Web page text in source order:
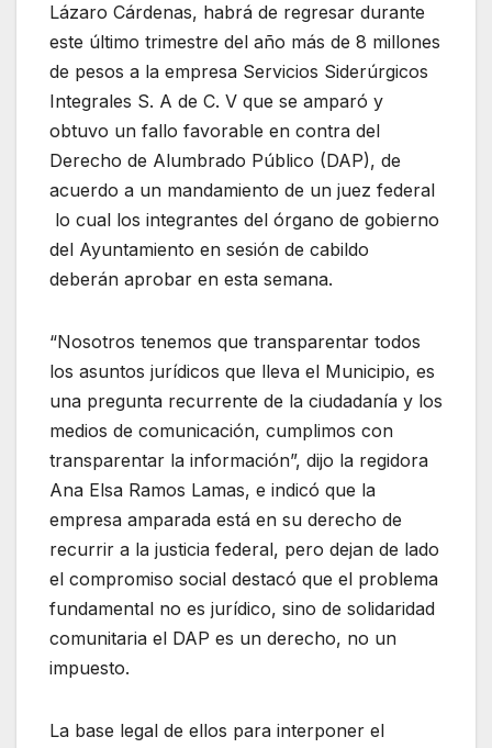
Lázaro Cárdenas, habrá de regresar durante
este último trimestre del año más de 8 millones
de pesos a la empresa Servicios Siderúrgicos
Integrales S. A de C. V que se amparó y
obtuvo un fallo favorable en contra del
Derecho de Alumbrado Público (DAP), de
acuerdo a un mandamiento de un juez federal
lo cual los integrantes del órgano de gobierno
del Ayuntamiento en sesión de cabildo
deberán aprobar en esta semana.
“Nosotros tenemos que transparentar todos
los asuntos jurídicos que lleva el Municipio, es
una pregunta recurrente de la ciudadanía y los
medios de comunicación, cumplimos con
transparentar la información”, dijo la regidora
Ana Elsa Ramos Lamas, e indicó que la
empresa amparada está en su derecho de
recurrir a la justicia federal, pero dejan de lado
el compromiso social destacó que el problema
fundamental no es jurídico, sino de solidaridad
comunitaria el DAP es un derecho, no un
impuesto.
La base legal de ellos para interponer el